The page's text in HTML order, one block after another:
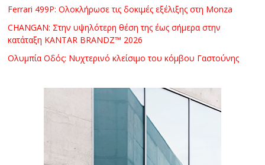
Ferrari 499P: Ολοκλήρωσε τις δοκιμές εξέλιξης στη Monza
CHANGAN: Στην υψηλότερη θέση της έως σήμερα στην
κατάταξη KANTAR BRANDZ™ 2026
Ολυμπία Οδός: Νυχτερινό κλείσιμο του κόμβου Γαστούνης